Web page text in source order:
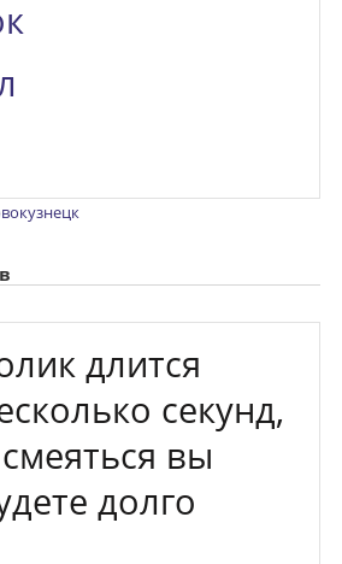
длится
секунд,
вы
долго